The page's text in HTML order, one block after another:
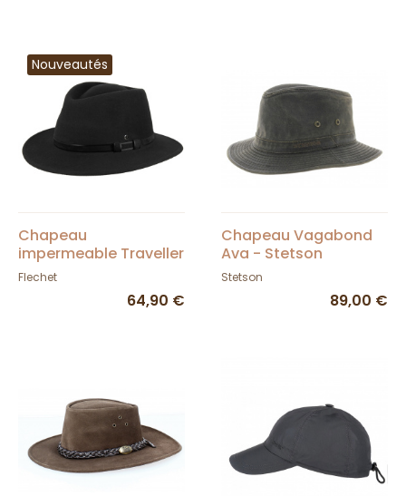
Nouveautés
Chapeau
impermeable Traveller
Langres Crushable
Feutre Noir - Flechet
Flechet
64,90 €
Chapeau Vagabond
Ava - Stetson
Stetson
89,00 €